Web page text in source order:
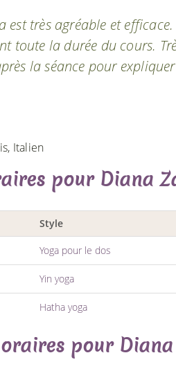
est très agréable et
toute la durée du cours.
la séance pour
Italien
pour Diana
Style
Yoga pour le dos
Yin yoga
Hatha yoga
pour